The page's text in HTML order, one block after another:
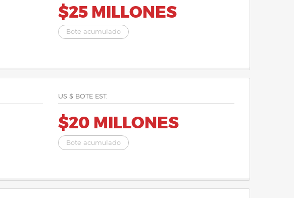
$25 MILLONES
Bote acumulado
US $ BOTE EST.
$20 MILLONES
Bote acumulado